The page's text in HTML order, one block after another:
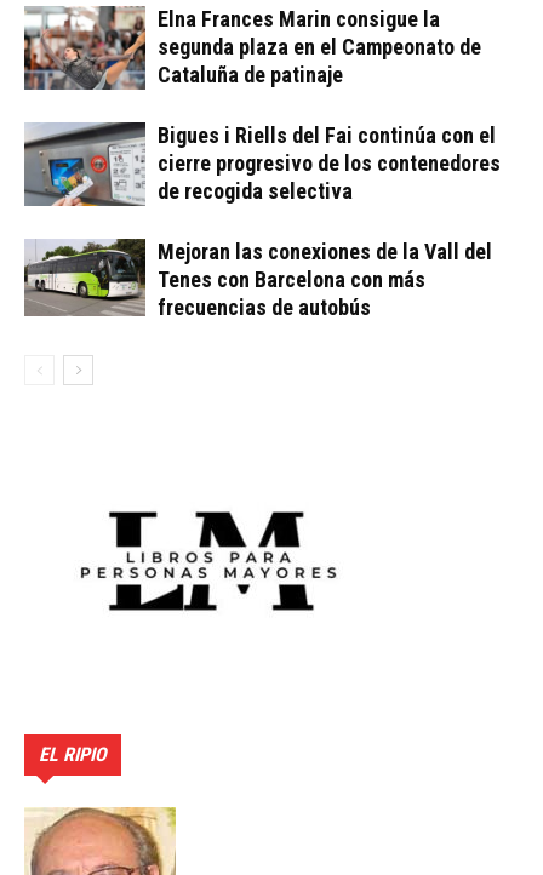
Elna Frances Marin consigue la
segunda plaza en el Campeonato de
Cataluña de patinaje
Bigues i Riells del Fai continúa con el
cierre progresivo de los contenedores
de recogida selectiva
Mejoran las conexiones de la Vall del
Tenes con Barcelona con más
frecuencias de autobús
EL RIPIO